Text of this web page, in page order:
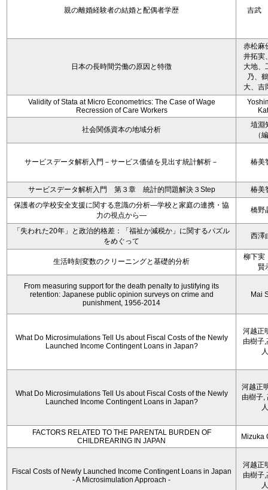
親の離婚経験者の結婚と配偶者学歴 吉武
日本の長時間労働の原因と特徴
赤松麻
井拓実
大地、
乃、
大、吉
Validity of Stata at Micro Econometrics: The Case of Wage
Recression of Care Workers
社会関係資本の地域分析
埴淵
（
サービスデータ解析入門－サービス価値を見出す統計解析－ 椿美
サービスデータ解析入門 第３章 統計的問題解決３Step
椿美
保護者の学校安全支援に関する意識の分析―学校と家庭の連携・協
力の視点から―
橋野
「失われた20年」と政治的格差：「福祉か減税か」に関するパズル
をめぐって
西澤
生活時刻変数のクリーニングと基礎的分析
柳下実
賢
From measuring support for the death penalty to justifying its
retention: Japanese public opinion surveys on crime and
punishment, 1956-2014
Mai
What Do Microsimulations Tell Us about Fiscal Costs of the Newly
Launched Income Contingent Loans in Japan?
河越正
由樹子
人
What Do Microsimulations Tell Us about Fiscal Costs of the Newly
Launched Income Contingent Loans in Japan?
河越正
由樹子,
人
FACTORS RELATED TO THE PARENTAL BURDEN OF
CHILDREARING IN JAPAN
Mizuka
Fiscal Costs of Newly Launched Income Contingent Loans in Japan
- A Microsimulation Approach -
河越正
由樹子
人